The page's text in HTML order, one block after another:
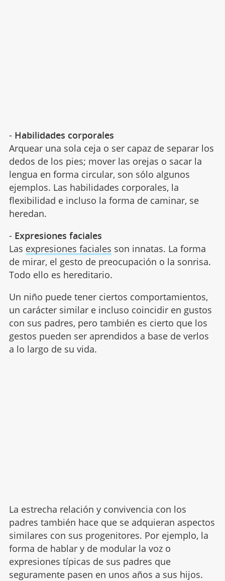
- Habilidades corporales
Arquear una sola ceja o ser capaz de separar los
dedos de los pies; mover las orejas o sacar la
lengua en forma circular, son sólo algunos
ejemplos. Las habilidades corporales, la
flexibilidad e incluso la forma de caminar, se
heredan.
- Expresiones faciales
Las expresiones faciales son innatas. La forma
de mirar, el gesto de preocupación o la sonrisa.
Todo ello es hereditario.
Un niño puede tener ciertos comportamientos,
un carácter similar e incluso coincidir en gustos
con sus padres, pero también es cierto que los
gestos pueden ser aprendidos a base de verlos
a lo largo de su vida.
La estrecha relación y convivencia con los
padres también hace que se adquieran aspectos
similares con sus progenitores. Por ejemplo, la
forma de hablar y de modular la voz o
expresiones típicas de sus padres que
seguramente pasen en unos años a sus hijos.